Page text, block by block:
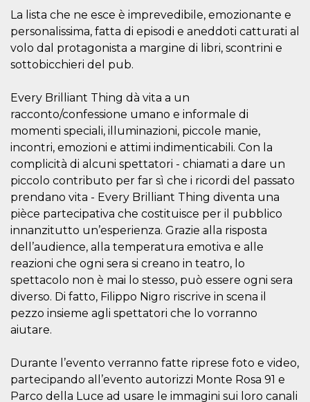
La lista che ne esce è imprevedibile, emozionante e
personalissima, fatta di episodi e aneddoti catturati al
volo dal protagonista a margine di libri, scontrini e
sottobicchieri del pub.
Every Brilliant Thing dà vita a un
racconto/confessione umano e informale di
momenti speciali, illuminazioni, piccole manie,
incontri, emozioni e attimi indimenticabili. Con la
complicità di alcuni spettatori - chiamati a dare un
piccolo contributo per far sì che i ricordi del passato
prendano vita - Every Brilliant Thing diventa una
pièce partecipativa che costituisce per il pubblico
innanzitutto un’esperienza. Grazie alla risposta
dell’audience, alla temperatura emotiva e alle
reazioni che ogni sera si creano in teatro, lo
spettacolo non è mai lo stesso, può essere ogni sera
diverso. Di fatto, Filippo Nigro riscrive in scena il
pezzo insieme agli spettatori che lo vorranno
aiutare.
Durante l’evento verranno fatte riprese foto e video,
partecipando all’evento autorizzi Monte Rosa 91 e
Parco della Luce ad usare le immagini sui loro canali
sito, ma un
buon esempio è
mantenere uno
stato di accesso
per un utente
m.stripe.com
utilizzato per le
l'ottimizzazione
dei servizi di
elaborazione
dei pagamenti,
facilitando la
memorizzazione
sul browser per
rendere le
pagine più
veloci.
CookieScriptConsent
CookieScript
oooh.events
4
settimane
2 giorni
Questo cookie
viene utilizzato
dal servizio
Cookie-
Script.com per
ricordare le
consenso sui
banner dei
cookie di
Cookie-
Script.com
funzioni